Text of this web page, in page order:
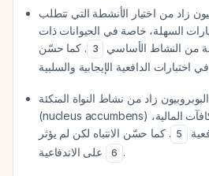
زاد من اختيار الأنشطة التي تتطلب
السهلة، خاصة في الحيوانات ذات
من النشاط الأساسي
3 . كما حسّن
زاد من نشاط النواة المتكئة
(nucleus accumbens) في الدماغ أثناء توقع المكافآت المالية،
5 . كما حسّن الانتباه لكن لم يؤثر
6 .